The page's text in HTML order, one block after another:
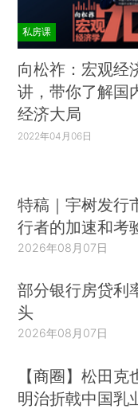
私房课
向松祚：宏观经
讲，带你了解国
经济大局
2022年04月06日
特稿｜宇树发行
行者的加速和考
2026年08月07日
部分银行房贷利
头
2026年08月07日
【商圈】松田克
明治折戟中国乳